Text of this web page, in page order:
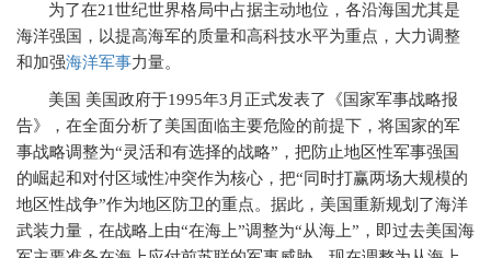
为了在21世纪世界格局中占据主动地位，各沿海国尤其是
海洋强国，以提高海军的质量和高科技水平为重点，大力调整
和加强海洋军事力量。
美国 美国政府于1995年3月正式发表了《国家军事战略报
告》，在全面分析了美国面临主要危险的前提下，将国家的军
事战略调整为“灵活和有选择的战略”，把防止地区性军事强国
的崛起和对付区域性冲突作为核心，把“同时打赢两场大规模的
地区性战争”作为地区防卫的重点。据此，美国重新规划了海洋
武装力量，在战略上由“在海上”调整为“从海上”，即过去美国海